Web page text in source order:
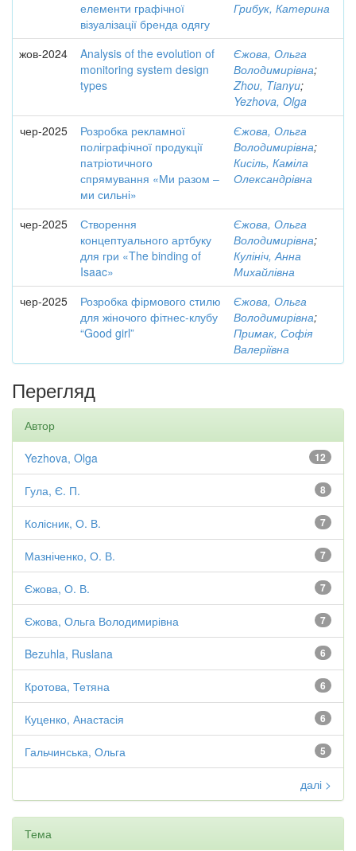
елементи графічної
візуалізації бренда одягу
Грибук, Катерина
жов-2024
Analysis of the evolution of
monitoring system design
types
Єжова, Ольга
Володимирівна;
Zhou, Tianyu;
Yezhova, Olga
чер-2025
Розробка рекламної
поліграфічної продукції
патріотичного
спрямування «Ми разом –
ми сильні»
Єжова, Ольга
Володимирівна;
Кисіль, Каміла
Олександрівна
чер-2025
Створення
концептуального артбуку
для гри «The binding of
Isaac»
Єжова, Ольга
Володимирівна;
Кулініч, Анна
Михайлівна
чер-2025
Розробка фірмового стилю
для жіночого фітнес-клубу
“Good girl”
Єжова, Ольга
Володимирівна;
Примак, Софія
Валеріївна
Перегляд
Автор
12
Yezhova, Olga
8
Гула, Є. П.
7
Колісник, О. В.
7
Мазніченко, О. В.
7
Єжова, О. В.
7
Єжова, Ольга Володимирівна
6
Bezuhla, Ruslana
6
Кротова, Тетяна
6
Куценко, Анастасія
5
Гальчинська, Ольга
далі >
Тема